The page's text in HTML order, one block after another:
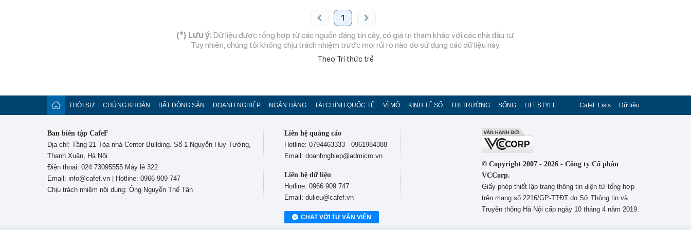
1
(*) Lưu ý:Dữ liệu được tổng hợp từ các nguồn đáng tin cậy, có giá trị tham khảo với các nhà đầu tư.
Tuy nhiên, chúng tôi không chịu trách nhiệm trước mọi rủi ro nào do sử dụng các dữ liệu này.
Theo Trí thức trẻ
THỜI SỰ CHỨNG KHOÁN BẤT ĐỘNG SẢN DOANH NGHIỆP NGÂN HÀNG TÀI CHÍNH QUỐC TẾ VĨ MÔ KINH TẾ SỐ THỊ TRƯỜNG SỐNG LIFESTYLE Dữ liệu
CafeF Lists
Ban biên tập CafeF
Địa chỉ: Tầng 21 Tòa nhà Center Building. Số 1 Nguyễn Huy Tưởng,
Thanh Xuân, Hà Nội.
Điện thoại: 024 73095555 Máy lẻ 322
Email: info@cafef.vn | Hotline: 0966 909 747
Chịu trách nhiệm nội dung: Ông Nguyễn Thế Tân
Liên hệ quảng cáo
Hotline: 0794463333 - 0961984388
Email: doanhnghiep@admicro.vn
Liên hệ dữ liệu
Hotline: 0966 909 747
Email: dulieu@cafef.vn
CHAT VỚI TƯ VẤN VIÊN
© Copyright 2007 - 2026 - Công ty Cổ phần
VCCorp.
Giấy phép thiết lập trang thông tin điện tử tổng hợp
trên mạng số 2216/GP-TTĐT do Sở Thông tin và
Truyền thông Hà Nội cấp ngày 10 tháng 4 năm 2019.